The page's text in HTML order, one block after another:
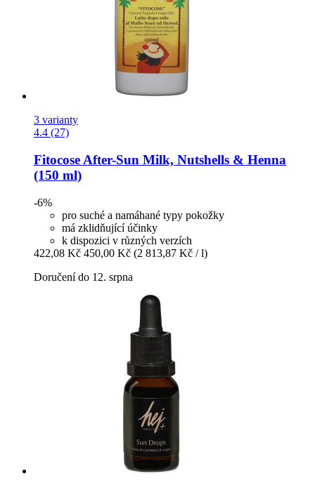
3 varianty
4.4 (27)
Fitocose After-​Sun Milk, Nutshells & Henna
(150 ml)
-6%
pro suché a namáhané typy pokožky
má zklidňující účinky
k dispozici v různých verzích
422,08 Kč 450,00 Kč (2 813,87 Kč / l)
Doručení do 12. srpna